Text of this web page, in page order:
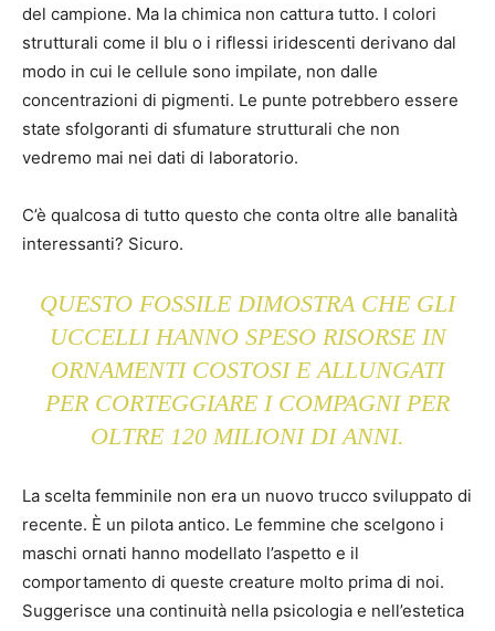
del campione. Ma la chimica non cattura tutto. I colori
strutturali come il blu o i riflessi iridescenti derivano dal
modo in cui le cellule sono impilate, non dalle
concentrazioni di pigmenti. Le punte potrebbero essere
state sfolgoranti di sfumature strutturali che non
vedremo mai nei dati di laboratorio.
C’è qualcosa di tutto questo che conta oltre alle banalità
interessanti? Sicuro.
QUESTO FOSSILE DIMOSTRA CHE GLI
UCCELLI HANNO SPESO RISORSE IN
ORNAMENTI COSTOSI E ALLUNGATI
PER CORTEGGIARE I COMPAGNI PER
OLTRE 120 MILIONI DI ANNI.
La scelta femminile non era un nuovo trucco sviluppato di
recente. È un pilota antico. Le femmine che scelgono i
maschi ornati hanno modellato l’aspetto e il
comportamento di queste creature molto prima di noi.
Suggerisce una continuità nella psicologia e nell’estetica